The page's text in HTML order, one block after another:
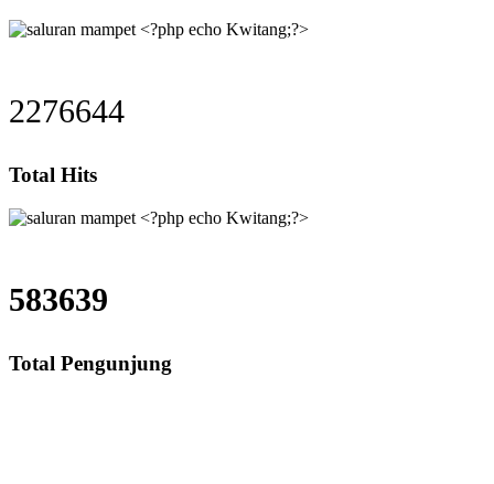
2276644
Total Hits
583639
Total Pengunjung